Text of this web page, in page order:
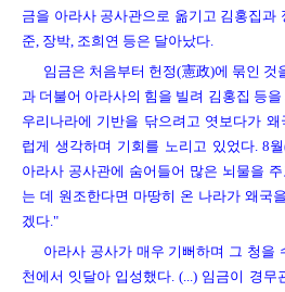
금을 아라사 공사관으로 옮기고 김홍집과
준, 장박, 조희연 등은 달아났다.
임금은 처음부터 헌정(憲政)에 묶인 것
과 더불어 아라사의 힘을 빌려 김홍집 등
우리나라에 기반을 닦으려고 엿보다가
럽게 생각하며 기회를 노리고 있었다. 8
아라사 공사관에 숨어들어 많은 뇌물을
는 데 원조한다면 마땅히 온 나라가 왜국
겠다."
아라사 공사가 매우 기뻐하며 그 청을
천에서 잇달아 입성했다. (...) 임금이 경